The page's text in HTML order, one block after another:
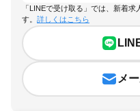
「LINEで受け取る」では、新着
す。 詳しくはこちら
メ